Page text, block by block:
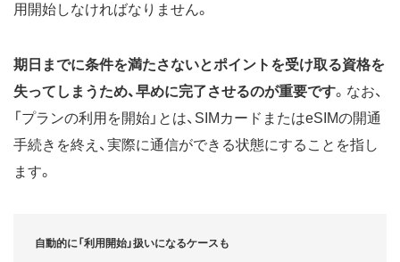
用開始しなければなりません。
期日までに条件を満たさないとポイントを受け取る資格を
失ってしまうため、早めに完了させるのが重要です。なお、
「プランの利用を開始」とは、SIMカードまたはeSIMの開通
手続きを終え、実際に通信ができる状態にすることを指し
ます。
自動的に「利用開始」扱いになるケースも